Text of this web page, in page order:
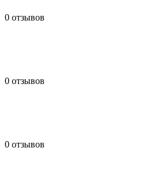
0 отзывов
0 отзывов
0 отзывов